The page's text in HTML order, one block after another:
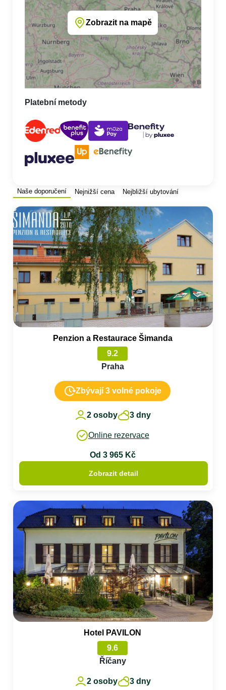
Zobrazit na mapě
Platební metody
Naše doporučení Nejnižší cena Nejbližší ubytování
Penzion a Restaurace Šimanda
9.2
Praha
Zbývají 3 volné pokoje
2 osoby 3 dny
Online rezervace
Od 3 965 Kč
Zobrazit detail
Hotel PAVILON
9.6
Říčany
2 osoby 3 dny